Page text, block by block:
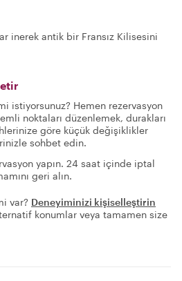
inerek antik bir Fransız Kilisesini
istiyorsunuz? Hemen rezervasyon
noktaları düzenlemek, durakları
göre küçük değişiklikler
sohbet edin.
yapın. 24 saat içinde iptal
geri alın.
var? Deneyiminizi kişiselleştirin
konumlar veya tamamen size